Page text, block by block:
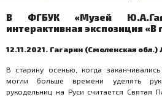
В ФГБУК «Музей
интерактивная экспозиция «В
12.11.2021. Гагарин (Смоленская обл.)
В старину осенью, когда
могли больше времени уделять
рукодельниц на Руси считается Святая